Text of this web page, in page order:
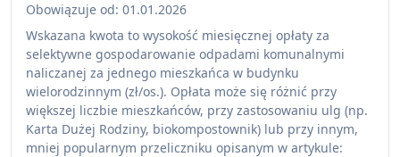
Obowiązuje od: 01.01.2026
Wskazana kwota to wysokość miesięcznej opłaty za
selektywne gospodarowanie odpadami komunalnymi
naliczanej za jednego mieszkańca w budynku
wielorodzinnym (zł/os.). Opłata może się różnić przy
większej liczbie mieszkańców, przy zastosowaniu ulg (np.
Karta Dużej Rodziny, biokompostownik) lub przy innym,
mniej popularnym przeliczniku opisanym w artykule: